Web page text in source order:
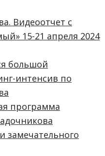
Видеоотчет с
15-21 апреля 2024
большой
интенсив по
программа
замечательного